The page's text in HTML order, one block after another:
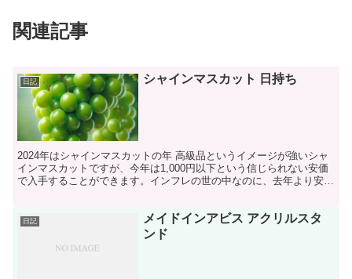
関連記事
日記 シャインマスカット 日持ち
2024年はシャインマスカットの年 高級品というイメージが強いシャ
インマスカットですが、今年は1,000円以下という信じられない安価
で入手することができます。インフレの世の中なのに、去年より安
日記
メイドインアビス アクリルスタ
ンド